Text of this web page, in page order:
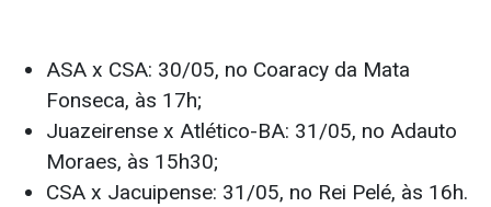
ASA x CSA: 30/05, no Coaracy da Mata
Fonseca, às 17h;
Juazeirense x Atlético-BA: 31/05, no Adauto
Moraes, às 15h30;
CSA x Jacuipense: 31/05, no Rei Pelé, às 16h.